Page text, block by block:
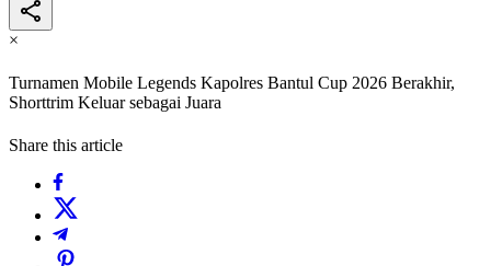
×
Turnamen Mobile Legends Kapolres Bantul Cup 2026 Berakhir,
Shorttrim Keluar sebagai Juara
Share this article